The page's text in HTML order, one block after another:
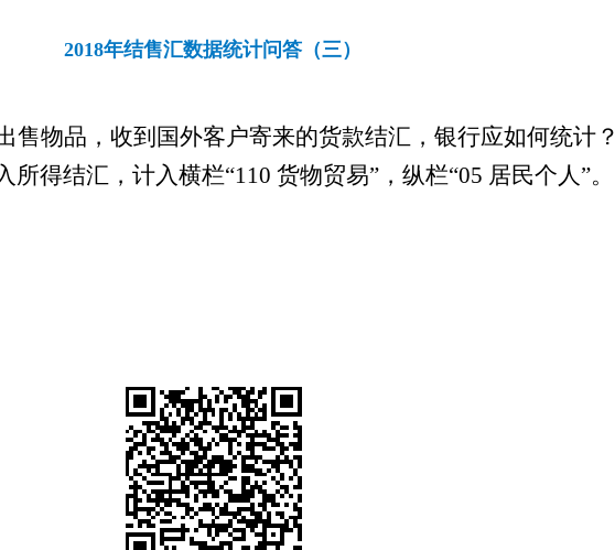
2018年结售汇数据统计问答（三）
售物品，收到国外客户寄来的货款结汇，银行应如何统计？
所得结汇，计入横栏“110 货物贸易”，纵栏“05 居民个人”。